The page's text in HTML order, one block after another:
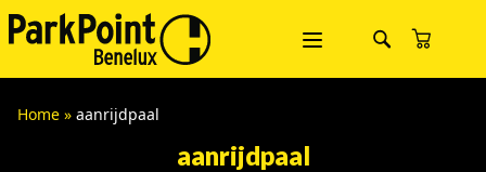
Home » aanrijdpaal
aanrijdpaal